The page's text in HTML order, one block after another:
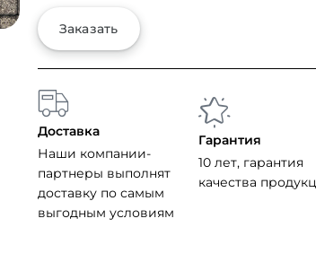
Заказать
Доставка
Наши компании-
партнеры выполнят
доставку по самым
выгодным условиям
Гарантия
10 лет, гарантия
качества